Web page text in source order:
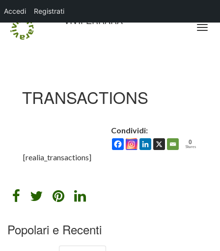
VIVIFERRARA
TRANSACTIONS
Condividi:
0
Shares
[realia_transactions]
Popolari e Recenti
Accedi Registrati